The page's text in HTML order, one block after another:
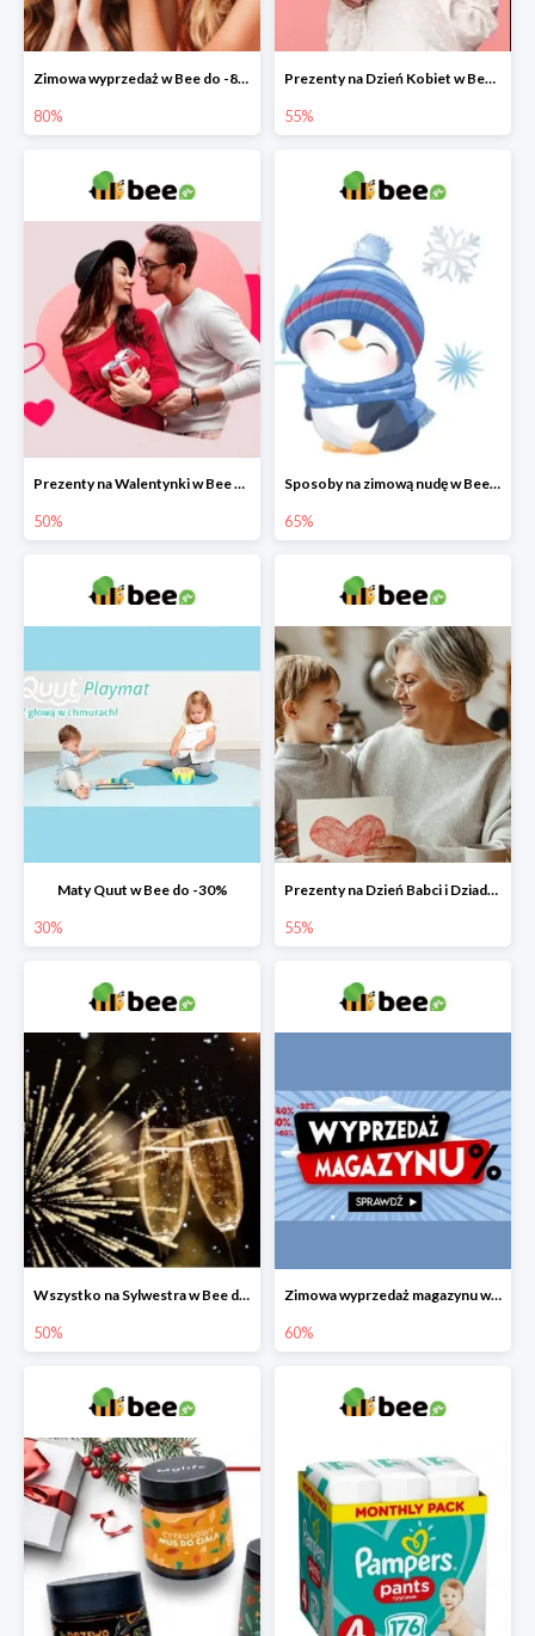
Zimowa wyprzedaż w Bee do -80%
80%
Prezenty na Dzień Kobiet w Bee do -55%
55%
Prezenty na Walentynki w Bee do -50%
50%
Sposoby na zimową nudę w Bee do 65%
65%
Maty Quut w Bee do -30%
30%
Prezenty na Dzień Babci i Dziadka w Bee do -55%
55%
Wszystko na Sylwestra w Bee do -50%
50%
Zimowa wyprzedaż magazynu w Bee do -60%
60%